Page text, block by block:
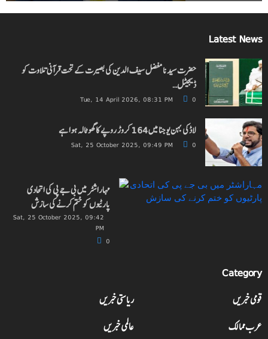
Latest News
حضرت سیدنا مفضل سیف الدین کی بصیرت کے تحت قرآنی تلاوت کو
ڈیجیٹل…
Tue, 14 April 2026, 08:31 PM 0
لاڈکی بہن یوجنا میں 164 کروڑ روپے کا گھوٹالہ ہوا ہے
Sat, 25 October 2025, 09:49 PM 0
مہاراشٹر میں بی جے پی کی اتحادی
پارٹیوں کو ختم کرنے کی سازش
Sat, 25 October 2025, 09:42
PM
0
Category
قومی خبریں
ریاستی خبریں
عرب ممالک
عالمی خبریں